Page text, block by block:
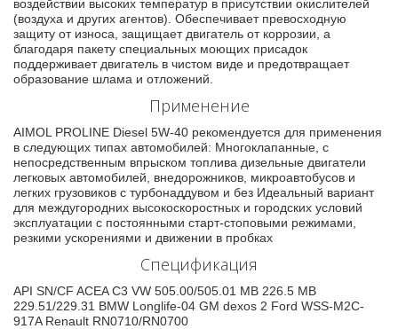
воздействии высоких температур в присутствии окислителей
(воздуха и других агентов). Обеспечивает превосходную
защиту от износа, защищает двигатель от коррозии, а
благодаря пакету специальных моющих присадок
поддерживает двигатель в чистом виде и предотвращает
образование шлама и отложений.
Применение
AIMOL PROLINE Diesel 5W-40 рекомендуется для применения
в следующих типах автомобилей: Многоклапанные, с
непосредственным впрыском топлива дизельные двигатели
легковых автомобилей, внедорожников, микроавтобусов и
легких грузовиков с турбонаддувом и без Идеальный вариант
для междугородних высокоскоростных и городских условий
эксплуатации с постоянными старт-стоповыми режимами,
резкими ускорениями и движении в пробках
Спецификация
API SN/CF ACEA C3 VW 505.00/505.01 MB 226.5 MB
229.51/229.31 BMW Longlife-04 GM dexos 2 Ford WSS-M2C-
917A Renault RN0710/RN0700